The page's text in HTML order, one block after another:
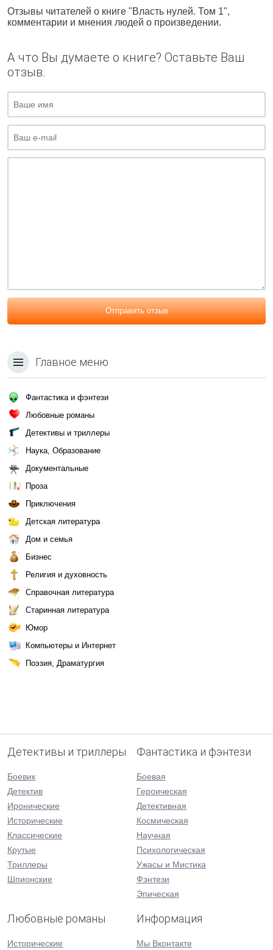
Отзывы читателей о книге "Власть нулей. Том 1",
комментарии и мнения людей о произведении.
А что Вы думаете о книге? Оставьте Ваш
отзыв.
Отправить отзыв
Главное меню
Фантастика и фэнтези
Любовные романы
Детективы и триллеры
Наука, Образование
Документальные
Проза
Приключения
Детская литература
Дом и семья
Бизнес
Религия и духовность
Справочная литература
Старинная литература
Юмор
Компьютеры и Интернет
Поэзия, Драматургия
Детективы и триллеры
Боевик
Детектив
Иронические
Исторические
Классические
Крутые
Триллеры
Шпионские
Фантастика и фэнтези
Боевая
Героическая
Детективная
Космическая
Научная
Психологическая
Ужасы и Мистика
Фэнтези
Эпическая
Любовные романы
Исторические
Информация
Мы Вконтакте